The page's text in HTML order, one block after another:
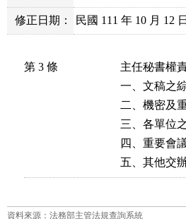
修正日期： 民國 111 年 10 月 12 日
第 3 條
主任秘書權
一、文稿之
二、機密及
三、各單位
四、重要會
五、其他交
資料來源：法務部主管法規查詢系統